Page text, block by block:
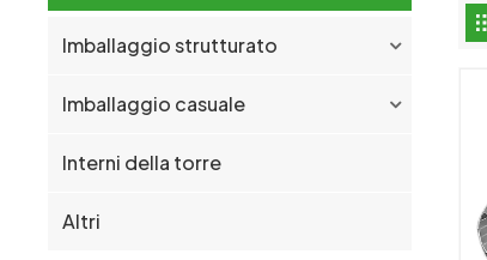
Imballaggio strutturato
Imballaggio casuale
Interni della torre
Altri